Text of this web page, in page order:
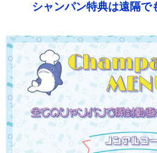
シャンパン特典は遠隔で